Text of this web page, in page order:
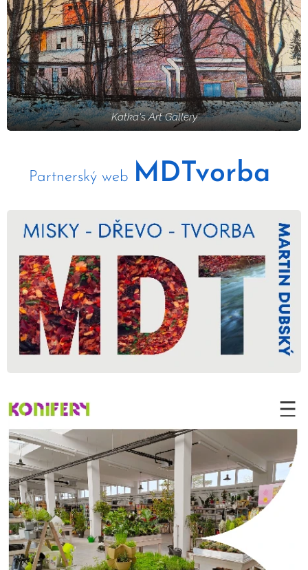
Katka's Art Gallery
Partnerský web MDTvorba